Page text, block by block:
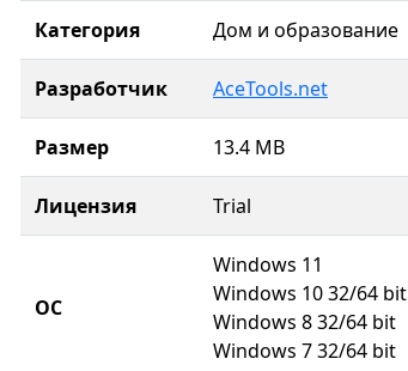
Категория Дом и образование
Разработчик AceTools.net
Размер 13.4 MB
Лицензия Trial
ОС
Windows 11
Windows 10 32/64 bit
Windows 8 32/64 bit
Windows 7 32/64 bit